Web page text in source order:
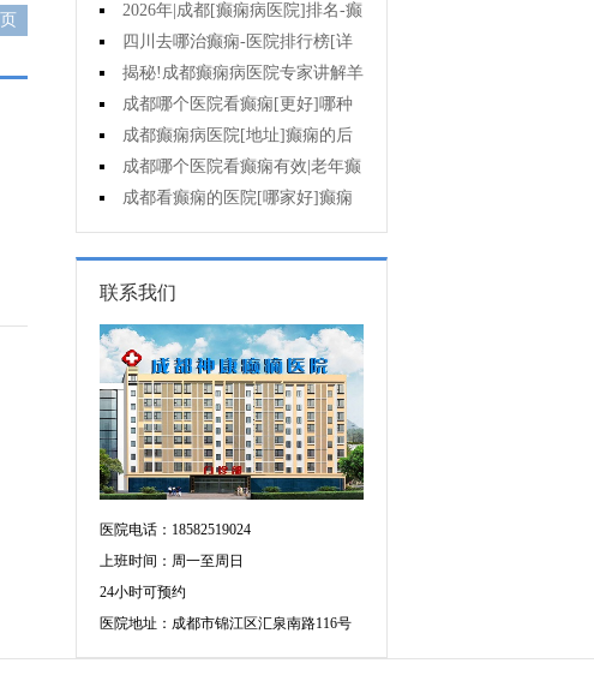
发作的原因有哪些?
2026年|成都[癫痫病医院]排名-癫
痫病要注意什么?
四川去哪治癫痫-医院排行榜[详
细排名]女性癫痫怎么治疗?
揭秘!成都癫痫病医院专家讲解羊
癫疯对不同年龄段病人的影响?
成都哪个医院看癫痫[更好]哪种
方法治母猪疯很有效?
成都癫痫病医院[地址]癫痫的后
遗症有什么?
成都哪个医院看癫痫有效|老年癫
痫早期的治疗?
成都看癫痫的医院[哪家好]癫痫
对病人的危害?
联系我们
医院电话：18582519024
上班时间：周一至周日
24小时可预约
医院地址：成都市锦江区汇泉南路116号